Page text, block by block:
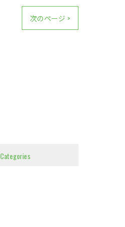
次のページ >
Categories